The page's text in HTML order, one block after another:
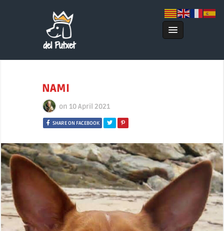
NAMI
on 10 April 2021
SHARE ON FACEBOOK